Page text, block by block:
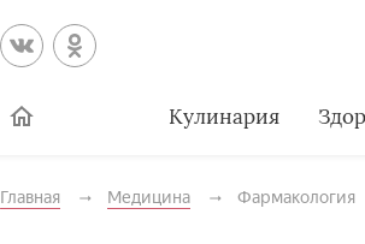
Кулинария
Главная Медицина Фармакология